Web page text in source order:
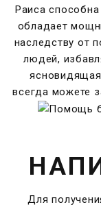
Раиса
обладает
наследству от
людей,
всегда можете
Для